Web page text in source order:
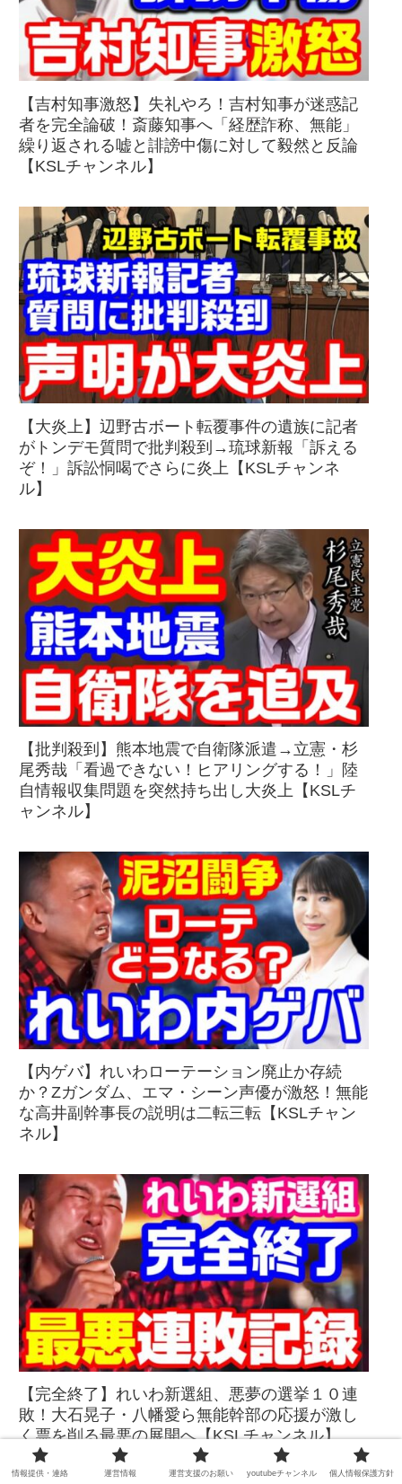
【吉村知事激怒】失礼やろ！吉村知事が迷惑記
者を完全論破！斎藤知事へ「経歴詐称、無能」
繰り返される嘘と誹謗中傷に対して毅然と反論
【KSLチャンネル】
【大炎上】辺野古ボート転覆事件の遺族に記者
がトンデモ質問で批判殺到→琉球新報「訴える
ぞ！」訴訟恫喝でさらに炎上【KSLチャンネ
ル】
【批判殺到】熊本地震で自衛隊派遣→立憲・杉
尾秀哉「看過できない！ヒアリングする！」陸
自情報収集問題を突然持ち出し大炎上【KSLチ
ャンネル】
【内ゲバ】れいわローテーション廃止か存続
か？Zガンダム、エマ・シーン声優が激怒！無能
な高井副幹事長の説明は二転三転【KSLチャン
ネル】
【完全終了】れいわ新選組、悪夢の選挙１０連
敗！大石晃子・八幡愛ら無能幹部の応援が激し
く票を削る最悪の展開へ【KSLチャンネル】
情報提供・連絡 運営情報 運営支援のお願い youtubeチャンネル 個人情報保護方針